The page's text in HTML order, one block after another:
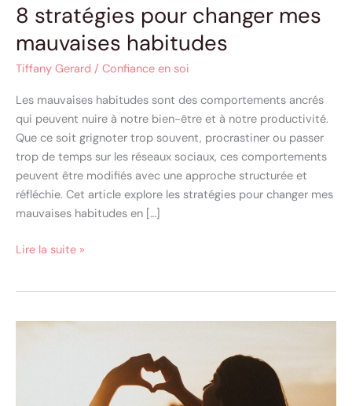
8 stratégies pour changer mes
mauvaises habitudes
Tiffany Gerard / Confiance en soi
Les mauvaises habitudes sont des comportements ancrés
qui peuvent nuire à notre bien-être et à notre productivité.
Que ce soit grignoter trop souvent, procrastiner ou passer
trop de temps sur les réseaux sociaux, ces comportements
peuvent être modifiés avec une approche structurée et
réfléchie. Cet article explore les stratégies pour changer mes
mauvaises habitudes en […]
8
stratégies
pour
changer
mauvaises
habitudes
Lire la suite »
14